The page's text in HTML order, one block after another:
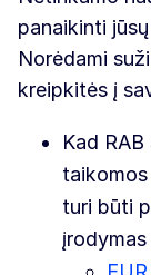
panaikinti
Norėdami
kreipkitės į
Kad
turi būti
įrodymas